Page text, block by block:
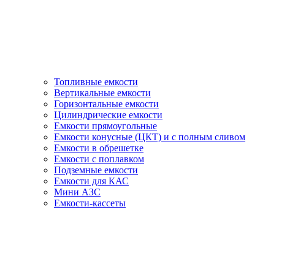
Топливные емкости
Вертикальные емкости
Горизонтальные емкости
Цилиндрические емкости
Емкости прямоугольные
Емкости конусные (ЦКТ) и с полным сливом
Емкости в обрешетке
Емкости с поплавком
Подземные емкости
Емкости для КАС
Мини АЗС
Емкости-кассеты